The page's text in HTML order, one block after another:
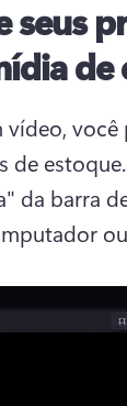
seus
de
vídeo,
de estoque.
da barra